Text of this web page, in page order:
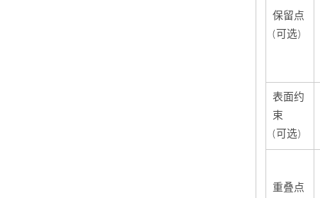
保留点
(可选)
表面约
束
(可选)
重叠点